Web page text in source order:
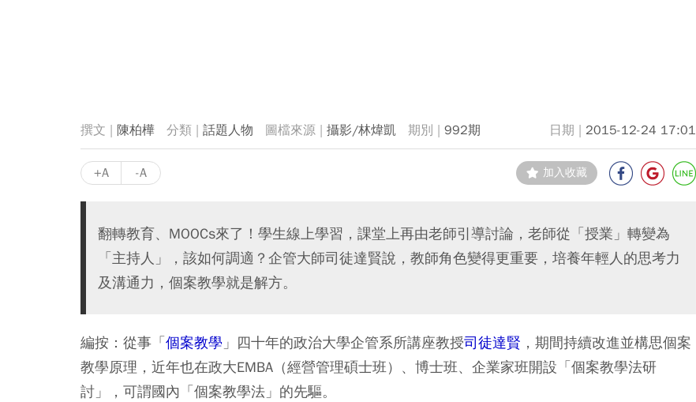
陳柏樺 話題人物 攝影/林煒凱 992期 2015-12-24 17:01
+A -A 加入收藏
翻轉教育、MOOCs來了！學生線上學習，課堂上再由老師引導討論，老師從「授業」轉變為
「主持人」，該如何調適？企管大師司徒達賢說，教師角色變得更重要，培養年輕人的思考力
及溝通力，個案教學就是解方。
編按：從事「個案教學 」四十年的政治大學企管系所講座教授司徒達賢 ，期間持續改進並構思個案
教學原理，近年也在政大EMBA（經營管理碩士班）、博士班、企業家班開設「個案教學法研
討」，可謂國內「個案教學法」的先驅。